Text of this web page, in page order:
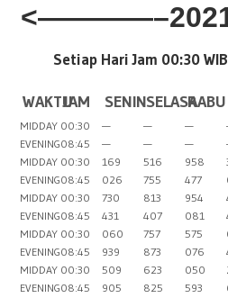
Setiap Hari Jam 00:30
WAKTUJAM SENINSELASARABU
MIDDAY 00:30 — — —
EVENING08:45 — — —
MIDDAY 00:30 169 516 958
EVENING08:45 026 755 477
MIDDAY 00:30 730 813 954
EVENING08:45 431 407 081
MIDDAY 00:30 060 757 575
EVENING08:45 939 873 076
MIDDAY 00:30 509 623 050
EVENING08:45 905 825 593